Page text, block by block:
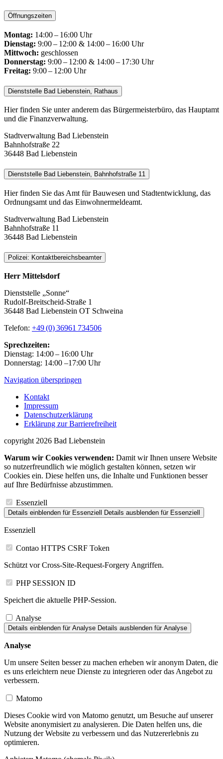
Öffnungszeiten
Montag: 14:00 – 16:00 Uhr
Dienstag: 9:00 – 12:00 & 14:00 – 16:00 Uhr
Mittwoch: geschlossen
Donnerstag: 9:00 – 12:00 & 14:00 – 17:30 Uhr
Freitag: 9:00 – 12:00 Uhr
Dienststelle Bad Liebenstein, Rathaus
Hier finden Sie unter anderem das Bürgermeisterbüro, das Hauptamt
und die Finanzverwaltung.
Stadtverwaltung Bad Liebenstein
Bahnhofstraße 22
36448 Bad Liebenstein
Dienststelle Bad Liebenstein, Bahnhofstraße 11
Hier finden Sie das Amt für Bauwesen und Stadtentwicklung, das
Ordnungsamt und das Einwohnermeldeamt.
Stadtverwaltung Bad Liebenstein
Bahnhofstraße 11
36448 Bad Liebenstein
Polizei: Kontaktbereichsbeamter
Herr Mittelsdorf
Dienststelle „Sonne“
Rudolf-Breitscheid-Straße 1
36448 Bad Liebenstein OT Schweina
Telefon: +49 (0) 36961 734506
Sprechzeiten:
Dienstag: 14:00 – 16:00 Uhr
Donnerstag: 14:00 –17:00 Uhr
Navigation überspringen
Kontakt
Impressum
Datenschutzerklärung
Erklärung zur Barrierefreiheit
copyright 2026 Bad Liebenstein
Warum wir Cookies verwenden: Damit wir Ihnen unsere Website
so nutzerfreundlich wie möglich gestalten können, setzen wir
Cookies ein. Diese helfen uns, die Inhalte und Funktionen besser
auf Ihre Bedürfnisse abzustimmen.
Essenziell
Details einblenden für Essenziell Details ausblenden für Essenziell
Essenziell
Contao HTTPS CSRF Token
Schützt vor Cross-Site-Request-Forgery Angriffen.
PHP SESSION ID
Speichert die aktuelle PHP-Session.
Analyse
Details einblenden für Analyse Details ausblenden für Analyse
Analyse
Um unsere Seiten besser zu machen erheben wir anonym Daten, die
es uns erleichtern neue Dienste zu integrieren oder das Angebot zu
verbessern.
Matomo
Dieses Cookie wird von Matomo genutzt, um Besuche auf unserer
Website anonymisiert zu analysieren. Die Daten helfen uns, die
Nutzung der Website zu verbessern und das Nutzererlebnis zu
optimieren.